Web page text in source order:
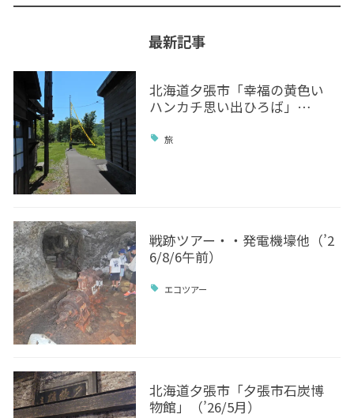
最新記事
北海道夕張市「幸福の黄色い
ハンカチ思い出ひろば」…
旅
戦跡ツアー・・発電機壕他（’2
6/8/6午前）
エコツアー
北海道夕張市「夕張市石炭博
物館」（’26/5月）